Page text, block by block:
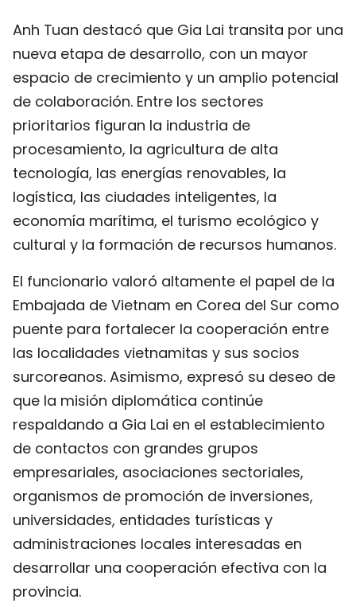
Anh Tuan destacó que Gia Lai transita por una
nueva etapa de desarrollo, con un mayor
espacio de crecimiento y un amplio potencial
de colaboración. Entre los sectores
prioritarios figuran la industria de
procesamiento, la agricultura de alta
tecnología, las energías renovables, la
logística, las ciudades inteligentes, la
economía marítima, el turismo ecológico y
cultural y la formación de recursos humanos.
El funcionario valoró altamente el papel de la
Embajada de Vietnam en Corea del Sur como
puente para fortalecer la cooperación entre
las localidades vietnamitas y sus socios
surcoreanos. Asimismo, expresó su deseo de
que la misión diplomática continúe
respaldando a Gia Lai en el establecimiento
de contactos con grandes grupos
empresariales, asociaciones sectoriales,
organismos de promoción de inversiones,
universidades, entidades turísticas y
administraciones locales interesadas en
desarrollar una cooperación efectiva con la
provincia.